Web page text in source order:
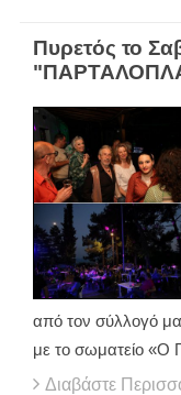
Πυρετός το
από τον σύλλογό
με το σωματείο
Διαβάστε